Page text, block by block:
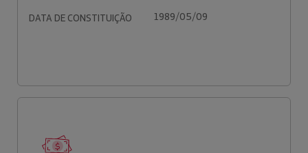
DATA DE CONSTITUIÇÃO 1989/05/09